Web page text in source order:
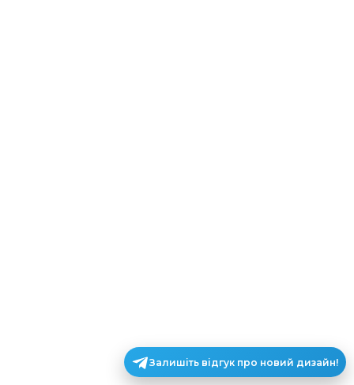
Залишіть відгук про новий дизайн!